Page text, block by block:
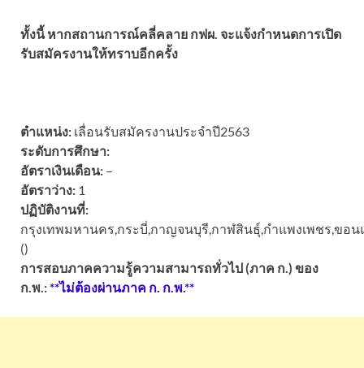
ทั้งนี้ หากสถานการณ์คลี่คลาย กฟผ. จะแจ้งกำหนดการเปิด
รับสมัครงานให้ทราบอีกครั้ง
ตำแหน่ง: เลื่อนรับสมัครงานประจำปี2563
ระดับการศึกษา:
อัตราเงินเดือน: –
อัตราว่าง: 1
ปฏิบัติงานที่:
กรุงเทพมหานคร,กระบี่,กาญจนบุรี,กาฬสินธุ์,กำแพงเพชร,ขอ
()
การสอบภาคความรู้ความสามารถทั่วไป (ภาค ก.) ของ
ก.พ.:**ไม่ต้องผ่านภาค ก. ก.พ.**